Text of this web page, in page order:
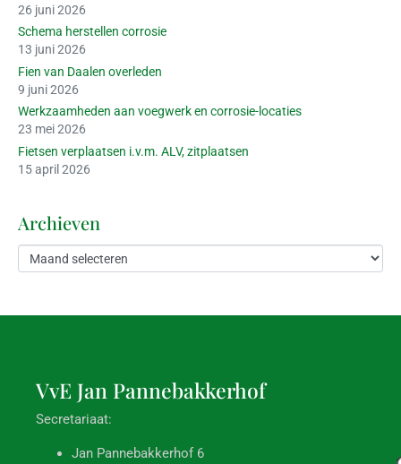
26 juni 2026
Schema herstellen corrosie
13 juni 2026
Fien van Daalen overleden
9 juni 2026
Werkzaamheden aan voegwerk en corrosie-locaties
23 mei 2026
Fietsen verplaatsen i.v.m. ALV, zitplaatsen
15 april 2026
Archieven
VvE Jan Pannebakkerhof
Secretariaat:
Jan Pannebakkerhof 6